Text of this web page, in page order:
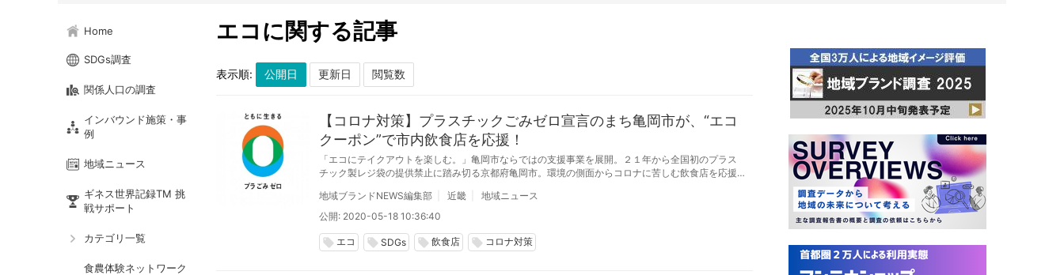
Home
SDGs調査
関係人口の調査
インバウンド施策・事
例
地域ニュース
ギネス世界記録TM 挑
戦サポート
カテゴリ一覧
食農体験ネットワーク
エコに関する記事
表示順:
【コロナ対策】プラスチックごみゼロ宣言のまち亀岡市が、“エコ
クーポン”で市内飲食店を応援！
「エコにテイクアウトを楽しむ。」亀岡市ならではの支援事業を展開。２１年から全国初のプラス
チック製レジ袋の提供禁止に踏み切る京都府亀岡市。環境の側面からコロナに苦しむ飲食店を応援
地域ブランドNEWS編集部
近畿
地域ニュース
公開: 2020-05-18 10:36:40
local_offer エコ local_offer SDGs local_offer 飲食店 local_offer コロナ対策